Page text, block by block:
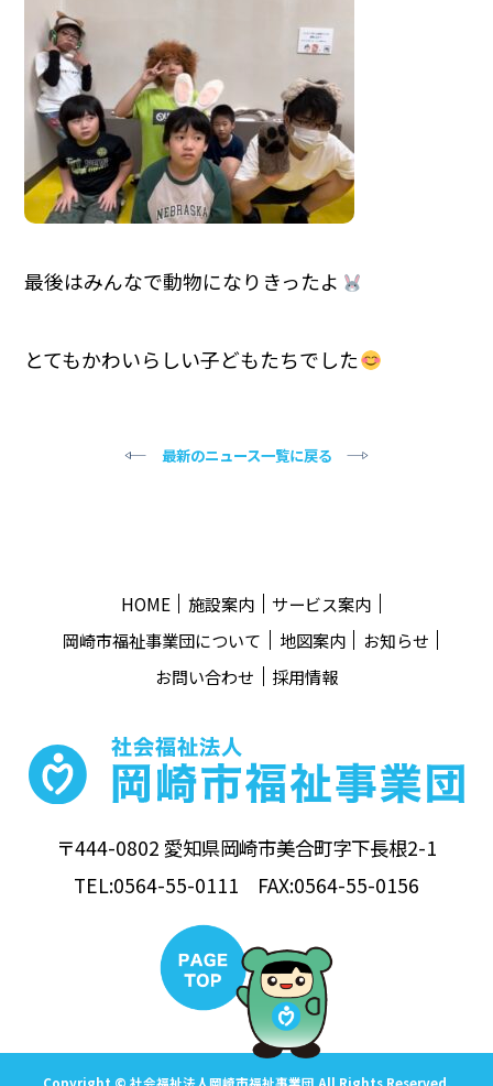
最後はみんなで動物になりきったよ
とてもかわいらしい子どもたちでした
最新のニュース一覧に戻る
HOME 施設案内
サービス案内
岡崎市福祉事業団について
地図案内
お知らせ
お問い合わせ
採用情報
〒444-0802 愛知県岡崎市美合町字下長根2-1
TEL:0564-55-0111 FAX:0564-55-0156
Copyright © 社会福祉法人岡崎市福祉事業団 All Rights Reserved.